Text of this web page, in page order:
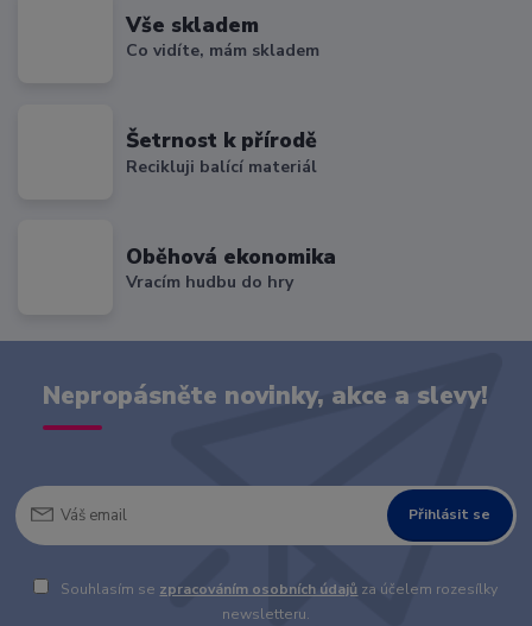
Vše skladem
Co vidíte, mám skladem
Šetrnost k přírodě
Recikluji balící materiál
Oběhová ekonomika
Vracím hudbu do hry
Nepropásněte novinky, akce a slevy!
Přihlásit se
Souhlasím se zpracováním osobních údajů za účelem rozesílky
newsletteru.